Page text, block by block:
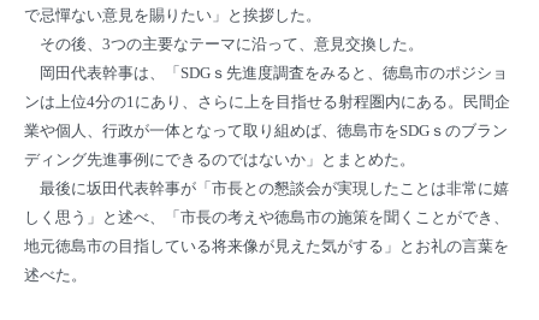
で忌憚ない意見を賜りたい」と挨拶した。
その後、3つの主要なテーマに沿って、意見交換した。
岡田代表幹事は、「SDGｓ先進度調査をみると、徳島市のポジショ
ンは上位4分の1にあり、さらに上を目指せる射程圏内にある。民間企
業や個人、行政が一体となって取り組めば、徳島市をSDGｓのブラン
ディング先進事例にできるのではないか」とまとめた。
最後に坂田代表幹事が「市長との懇談会が実現したことは非常に嬉
しく思う」と述べ、「市長の考えや徳島市の施策を聞くことができ、
地元徳島市の目指している将来像が見えた気がする」とお礼の言葉を
述べた。